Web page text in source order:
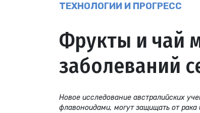
ТЕХНОЛОГИИ И ПРОГРЕСС
Фрукты и чай
заболеваний
Новое исследование австралийских
флавоноидами, могут защищать от